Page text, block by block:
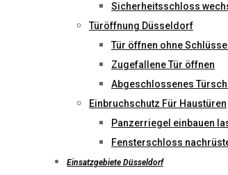
Sicherheitsschloss
Türöffnung Düsseldorf
Tür öffnen ohne Schlüssel
Zugefallene Tür öffnen
Abgeschlossenes
Einbruchschutz Für Haustüren
Panzerriegel einbauen
Fensterschloss
Einsatzgebiete Düsseldorf